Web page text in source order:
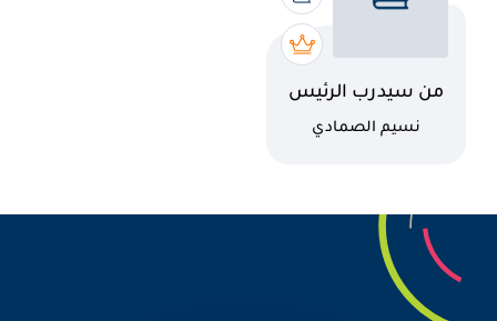
اسم الكتاب
من سيدرب الرئيس
القادم؟كاتب
نسيم الصمادي